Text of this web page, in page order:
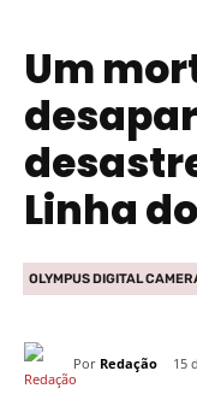
Um
Linha
OLYMPUS DIGITAL
Por Redação 15